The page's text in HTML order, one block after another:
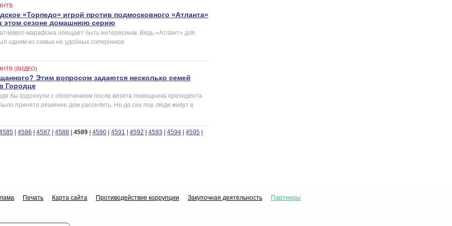
«Торпедо» игрой против подмосковного «Атланта»
этом сезоне домашнюю серию
марафона обещает быть интересным. Ведь «Атлант» для
одним из самых не удобных соперников.
(ВИДЕО)
Этим вопросом задаются несколько семей
Городце
бы вздохнули с облегчением после визита помощника президента
принято решение дом расселить. Но до сих пор люди живут в
| 4586 | 4587 | 4588 | 4589 | 4590 | 4591 | 4592 | 4593 | 4594 | 4595 |
Печать Карта сайта Противодействие коррупции Закупочная деятельность Партнеры